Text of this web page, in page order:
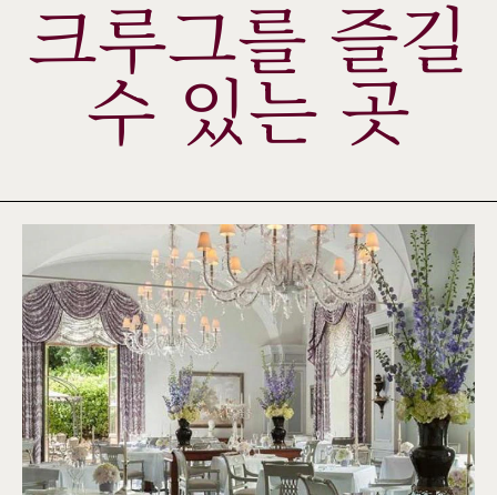
수 있는 곳